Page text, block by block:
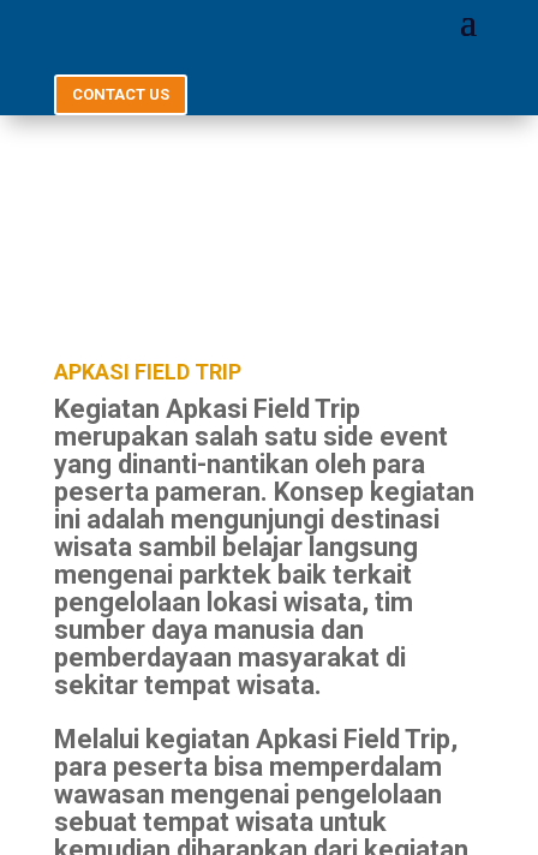
CONTACT US
APKASI FIELD TRIP
Kegiatan Apkasi Field Trip
merupakan salah satu side event
yang dinanti-nantikan oleh para
peserta pameran. Konsep kegiatan
ini adalah mengunjungi destinasi
wisata sambil belajar langsung
mengenai parktek baik terkait
pengelolaan lokasi wisata, tim
sumber daya manusia dan
pemberdayaan masyarakat di
sekitar tempat wisata.
Melalui kegiatan Apkasi Field Trip,
para peserta bisa memperdalam
wawasan mengenai pengelolaan
sebuat tempat wisata untuk